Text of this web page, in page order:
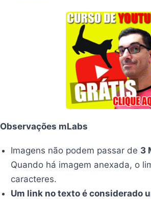
Observações mLabs
Imagens não podem passar de 3
Quando há imagem anexada, o
caracteres.
Um link no texto é considerado